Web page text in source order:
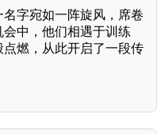
字宛如一阵旋风，席卷
中，他们相遇于训练
燃，从此开启了一段传